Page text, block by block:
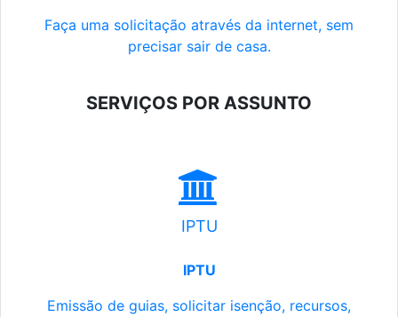
Faça uma solicitação através da internet, sem
precisar sair de casa.
SERVIÇOS POR ASSUNTO
IPTU
IPTU
Emissão de guias, solicitar isenção, recursos,